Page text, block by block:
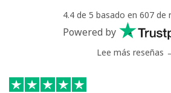
4.4 de 5 basado en 607 de
Powered by
Lee más reseñas